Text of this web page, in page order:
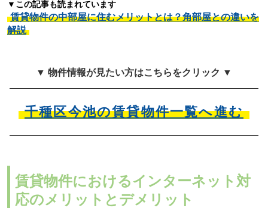
▼この記事も読まれています
賃貸物件の中部屋に住むメリットとは？角部屋との違いを
解説
▼ 物件情報が見たい方はこちらをクリック ▼
千種区今池の賃貸物件一覧へ進む
賃貸物件におけるインターネット対
応のメリットとデメリット